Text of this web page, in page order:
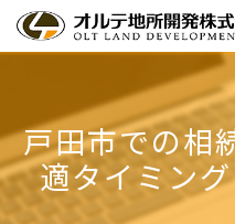
戸田市での相
適タイミン